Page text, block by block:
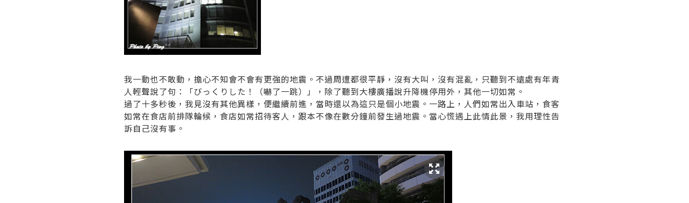
我一動也不敢動，擔心不知會不會有更強的地震。 不過周遭都很平靜，沒有大叫，沒有混亂，只聽到不遠處有年青
人輕聲說了句：
「びっくりした！（嚇了一跳）」，除了聽到大樓廣播說升降機停用外，其他一切如常。
過了十多秒後，我見沒有其他異樣，便繼續前進，當時還以為這只是個小地震。一路上，人們如常出入車站，食客
如常在食店前排隊輪候，食店如常招待客人，跟本不像在數分鐘前發生過地震。當心慌遇上此情此景，我用理性告
訴自己沒有事。